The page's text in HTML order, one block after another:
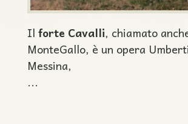
Il forte Cavalli, chiamato
MonteGallo, è un opera
Messina,
...